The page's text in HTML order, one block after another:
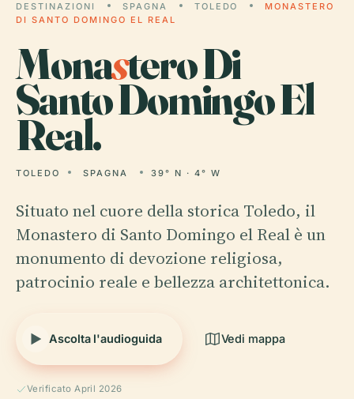
DESTINAZIONI SPAGNA TOLEDO
MONASTERO
DI SANTO DOMINGO EL REAL
Monastero Di
Santo Domingo El
Real.
TOLEDO SPAGNA 39° N · 4° W
Situato nel cuore della storica Toledo, il
Monastero di Santo Domingo el Real è un
monumento di devozione religiosa,
patrocinio reale e bellezza architettonica.
Ascolta l'audioguida Vedi mappa
Verificato April 2026